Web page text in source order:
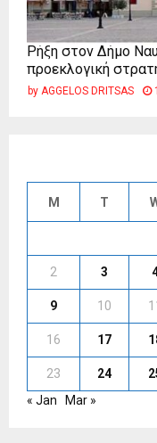
Ρήξη στον Δήμο
προεκλογική
by AGGELOS DRITSAS
M T
2 3
9 10
16 17
23 24
« Jan
Mar »